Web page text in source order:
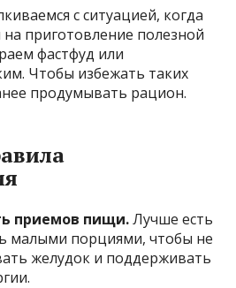
с ситуацией, когда
приготовление полезной
фастфуд или
Чтобы избежать таких
продумывать рацион.
приемов пищи.Лучше есть
малыми порциями, чтобы не
желудок и поддерживать